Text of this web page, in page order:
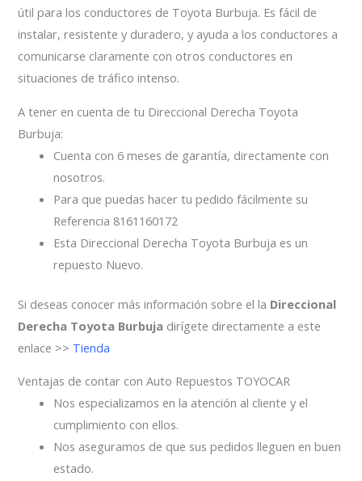
útil para los conductores de Toyota Burbuja. Es fácil de
instalar, resistente y duradero, y ayuda a los conductores a
comunicarse claramente con otros conductores en
situaciones de tráfico intenso.
A tener en cuenta de tu Direccional Derecha Toyota
Burbuja:
Cuenta con 6 meses de garantía, directamente con
nosotros.
Para que puedas hacer tu pedido fácilmente su
Referencia 8161160172
Esta Direccional Derecha Toyota Burbuja es un
repuesto Nuevo.
Si deseas conocer más información sobre el la Direccional
Derecha Toyota Burbuja dirígete directamente a este
enlace >> Tienda
Ventajas de contar con Auto Repuestos TOYOCAR
Nos especializamos en la atención al cliente y el
cumplimiento con ellos.
Nos aseguramos de que sus pedidos lleguen en buen
estado.